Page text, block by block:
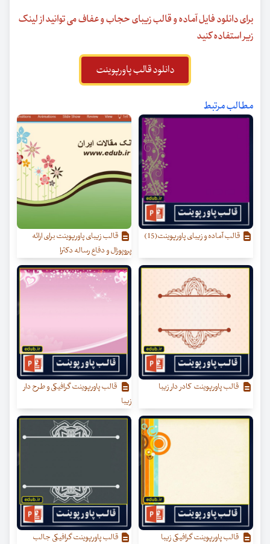
برای دانلود فایل آماده و قالب زیبای حجاب و عفاف می توانید از لینک
زیر استفاده کنید
دانلود قالب پاورپوینت
مطالب مرتبط
قالب آماده و زیبای پاورپوینت(15)
قالب زیبای پاورپوینت برای ارائه
پروپوزال و دفاع رساله دکترا
قالب پاورپوینت کادر دار زیبا
قالب پاورپوینت گرافیکی و طرح دار
زیبا
قالب پاورپوینت گرافیکی زیبا قالب پاورپوینت گرافیکی جالب